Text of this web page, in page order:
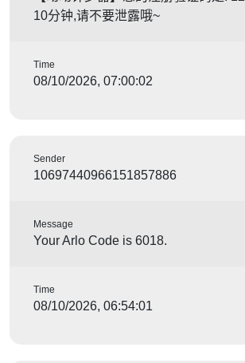
10分钟,请不要泄露哦~
Time
08/10/2026, 07:00:02
Sender
10697440966151857886
Message
Your Arlo Code is 6018.
Time
08/10/2026, 06:54:01